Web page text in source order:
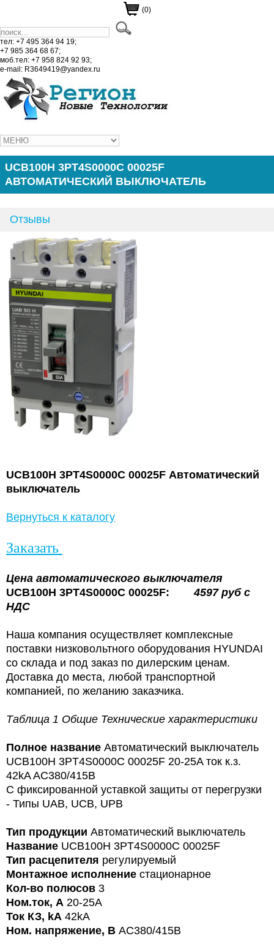
(0)
тел: +7 495 364 94 19;
+7 985 364 68 67;
моб.тел: +7 958 824 92 93;
e-mail: R3649419@yandex.ru
UCB100H 3PT4S0000C 00025F
АВТОМАТИЧЕСКИЙ ВЫКЛЮЧАТЕЛЬ
Отзывы
UCB100H 3PT4S0000C 00025F Автоматический
выключатель
Вернуться к каталогу
Заказать
Цена автоматического выключателя
UCB100H 3PT4S0000C 00025F:4597 руб с
НДС
Наша компания осуществляет комплексные
поставки низковольтного оборудования HYUNDAI
со склада и под заказ по дилерским ценам.
Доставка до места, любой транспортной
компанией, по желанию заказчика.
Таблица 1 Общие Технические характеристики
Полное название Автоматический выключатель
UCB100H 3PT4S0000C 00025F 20-25A ток к.з.
42kA AC380/415В
С фиксированной уставкой защиты от перегрузки
- Типы UAB, UCB, UPB
Тип продукции Автоматический выключатель
Название UCB100H 3PT4S0000C 00025F
Тип расцепителя регулируемый
Монтажное исполнение стационарное
Кол-во полюсов 3
Ном.ток, А 20-25A
Ток КЗ, kA 42kA
Ном. напряжение, В AC380/415В